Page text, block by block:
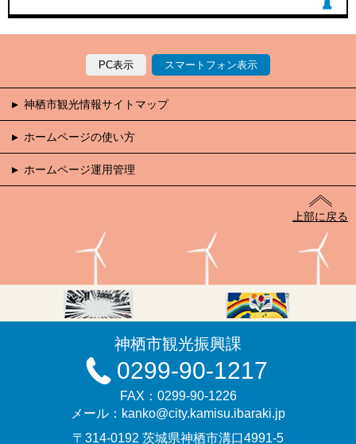
PC表示 スマートフォン表示
神栖市観光情報サイトマップ
ホームページの使い方
ホームページ運用管理
上部に戻る
神栖市観光振興課
0299-90-1217
FAX：0299-90-1226
メール：kanko@city.kamisu.ibaraki.jp
〒314-0192 茨城県神栖市溝口4991-5